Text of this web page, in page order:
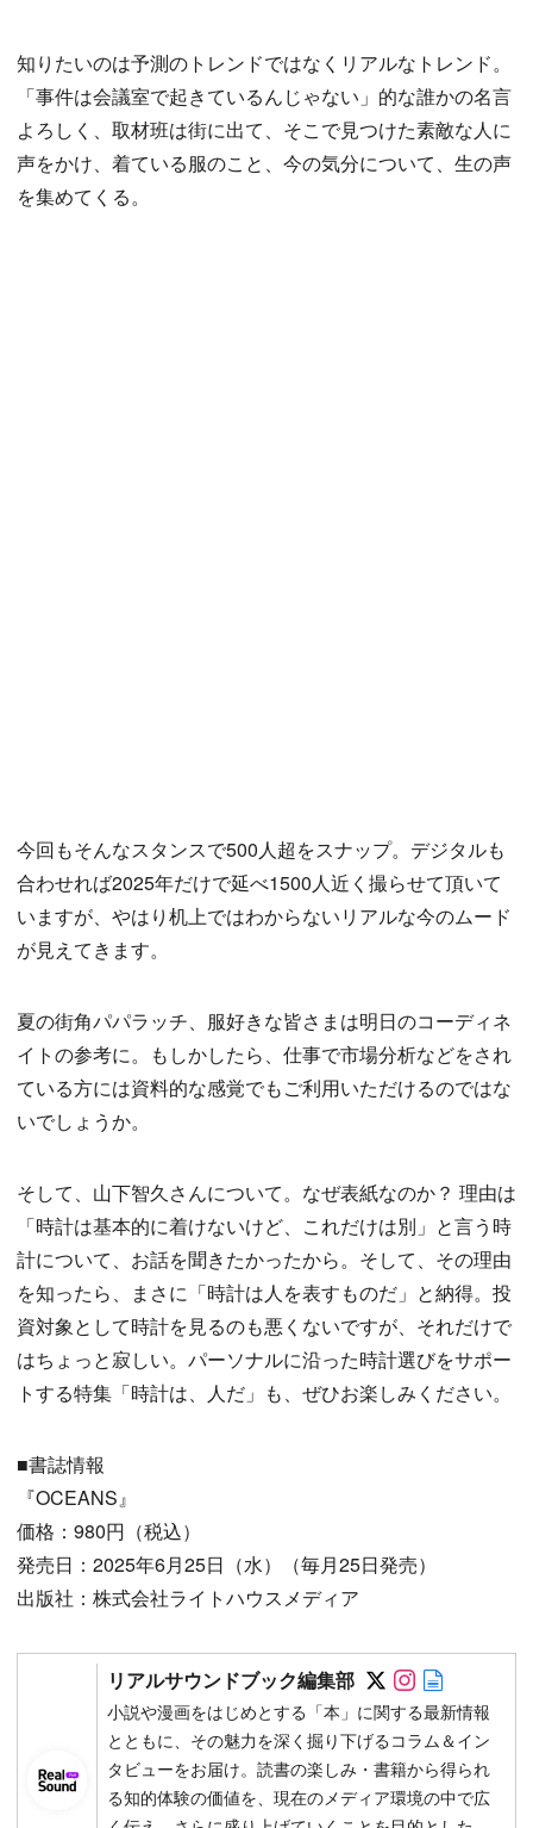
知りたいのは予測のトレンドではなくリアルなトレンド。
「事件は会議室で起きているんじゃない」的な誰かの名言
よろしく、取材班は街に出て、そこで見つけた素敵な人に
声をかけ、着ている服のこと、今の気分について、生の声
を集めてくる。
今回もそんなスタンスで500人超をスナップ。デジタルも
合わせれば2025年だけで延べ1500人近く撮らせて頂いて
いますが、やはり机上ではわからないリアルな今のムード
が見えてきます。
夏の街角パパラッチ、服好きな皆さまは明日のコーディネ
イトの参考に。もしかしたら、仕事で市場分析などをされ
ている方には資料的な感覚でもご利用いただけるのではな
いでしょうか。
そして、山下智久さんについて。なぜ表紙なのか？ 理由は
「時計は基本的に着けないけど、これだけは別」と言う時
計について、お話を聞きたかったから。そして、その理由
を知ったら、まさに「時計は人を表すものだ」と納得。投
資対象として時計を見るのも悪くないですが、それだけで
はちょっと寂しい。パーソナルに沿った時計選びをサポー
トする特集「時計は、人だ」も、ぜひお楽しみください。
■書誌情報
『OCEANS』
価格：980円（税込）
発売日：2025年6月25日（水）（毎月25日発売）
出版社：株式会社ライトハウスメディア
リアルサウンドブック編集部 Follow on
Follow on
小説や漫画をはじめとする「本」に関する最新情報
とともに、その魅力を深く掘り下げるコラム＆イン
タビューをお届け。読書の楽しみ・書籍から得られ
る知的体験の価値を、現在のメディア環境の中で広